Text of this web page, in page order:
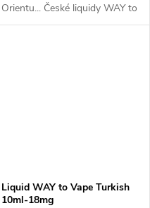
Orientu... České liquidy WAY to
Vape jsou díky vyváženému
Liquid WAY to Vape Turkish
10ml-18mg